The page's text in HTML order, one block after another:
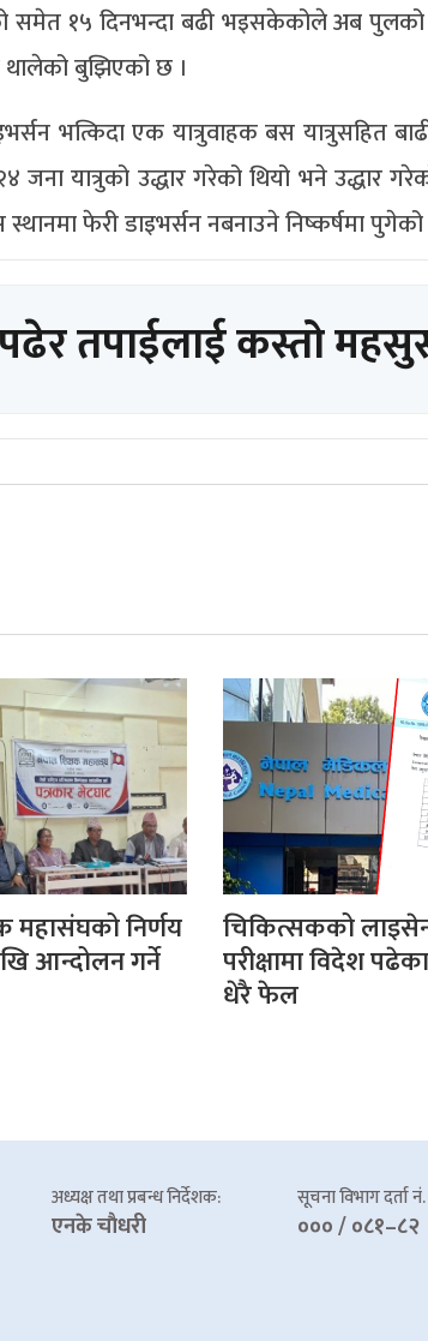
समेत १५ दिनभन्दा बढी भइसकेकोले अब पुलको
बुझिएको छ ।
भत्किदा एक यात्रुवाहक बस यात्रुसहित
यात्रुको उद्धार गरेको थियो भने उद्धार
फेरी डाइभर्सन नबनाउने निष्कर्षमा
तपाईलाई कस्तो
महासंघको निर्णय
आन्दोलन गर्ने
चिकित्सकको
परीक्षामा विदेश पढेका
धेरै फेल
अध्यक्ष तथा प्रबन्ध निर्देशक:
एनके चाैधरी
सूचना विभाग दर्ता नं.
००० / ०८१–८२